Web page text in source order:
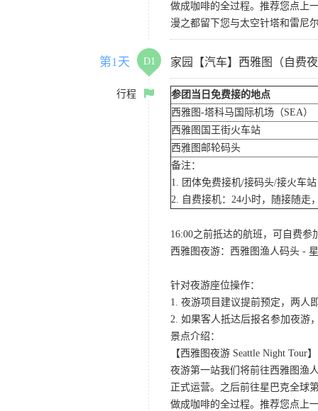
做成咖啡的全过程。推荐您点上
漫之都留下您与太空针塔和雷尼
第1天 D1 家园【汽车】西雅图（自费
行程
参团当日免费接的地点
西雅图-塔科马国际机场（SEA）
西雅图国王街火车站
西雅图邮轮码头
备注：
1. 团体免费接机/接码头/接火车
2. 自费接机：24小时，随接随走
16:00之前抵达的航班，可自费参
西雅图夜游：西雅图渔人码头 -
针对夜游座位操作：
1. 夜游项目建议提前预定，两人
2. 如果客人抵达后报名参加夜游
景点介绍：
【西雅图夜游 Seattle Night Tour】
夜游第一站我们将前往西雅图渔
正式运营。之后前往星巴克全球
做成咖啡的全过程。推荐您点上